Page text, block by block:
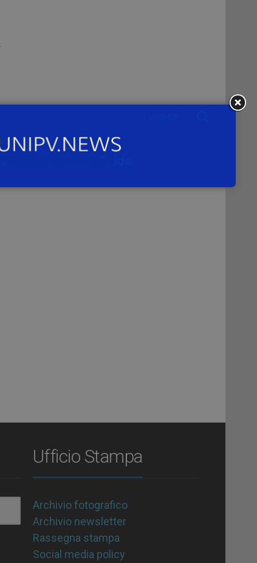
Ufficio Stampa
Archivio fotografico
Archivio newsletter
Rassegna stampa
Social media policy